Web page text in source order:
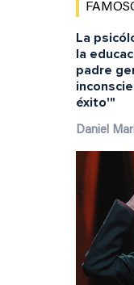
La
la
padre
éxito'"
Daniel